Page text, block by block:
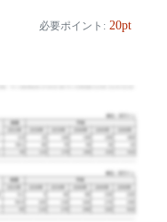
必要ポイント: 20pt